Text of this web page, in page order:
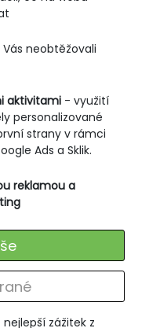
zážitek z
neobtěžovali
aktivitami - využití
personalizované
strany v rámci
Ads a Sklik.
reklamou a